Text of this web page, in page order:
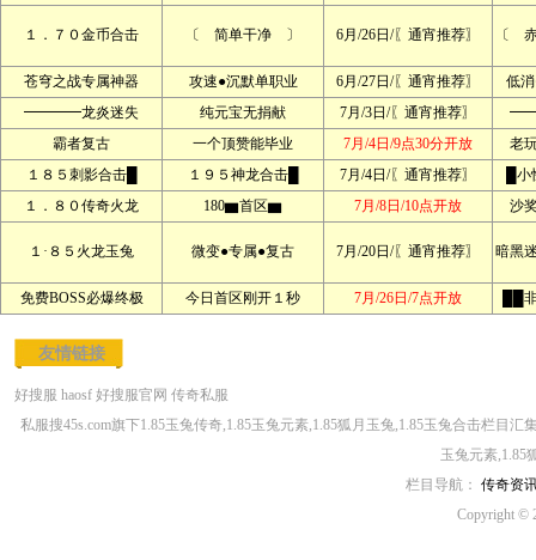
１．７０金币合击 〔 简单干净 〕 6月/26日/〖通宵推荐〗 〔
苍穹之战专属神器 攻速●沉默单职业 6月/27日/〖通宵推荐〗
低
━━━━龙炎迷失
纯元宝无捐献 7月/3日/〖通宵推荐〗
━━
霸者复古
一个顶赞能毕业 7月/4日/9点30分开放
老
１８５刺影合击█
１９５神龙合击█ 7月/4日/〖通宵推荐〗
█
１．８０传奇火龙
180▆首区▆ 7月/8日/10点开放 沙
１·８５火龙玉兔 微变●专属●复古 7月/20日/〖通宵推荐〗 暗黑
免费BOSS必爆终极 今日首区刚开１秒 7月/26日/7点开放 ██
友情链接
好搜服 haosf 好搜服官网 传奇私服
私服搜45s.com旗下1.85玉兔传奇,1.85玉兔元素,1.85狐月玉兔,1.85玉兔合击栏目
玉兔元素,1.85
栏目导航： 传奇资
Copyright ©